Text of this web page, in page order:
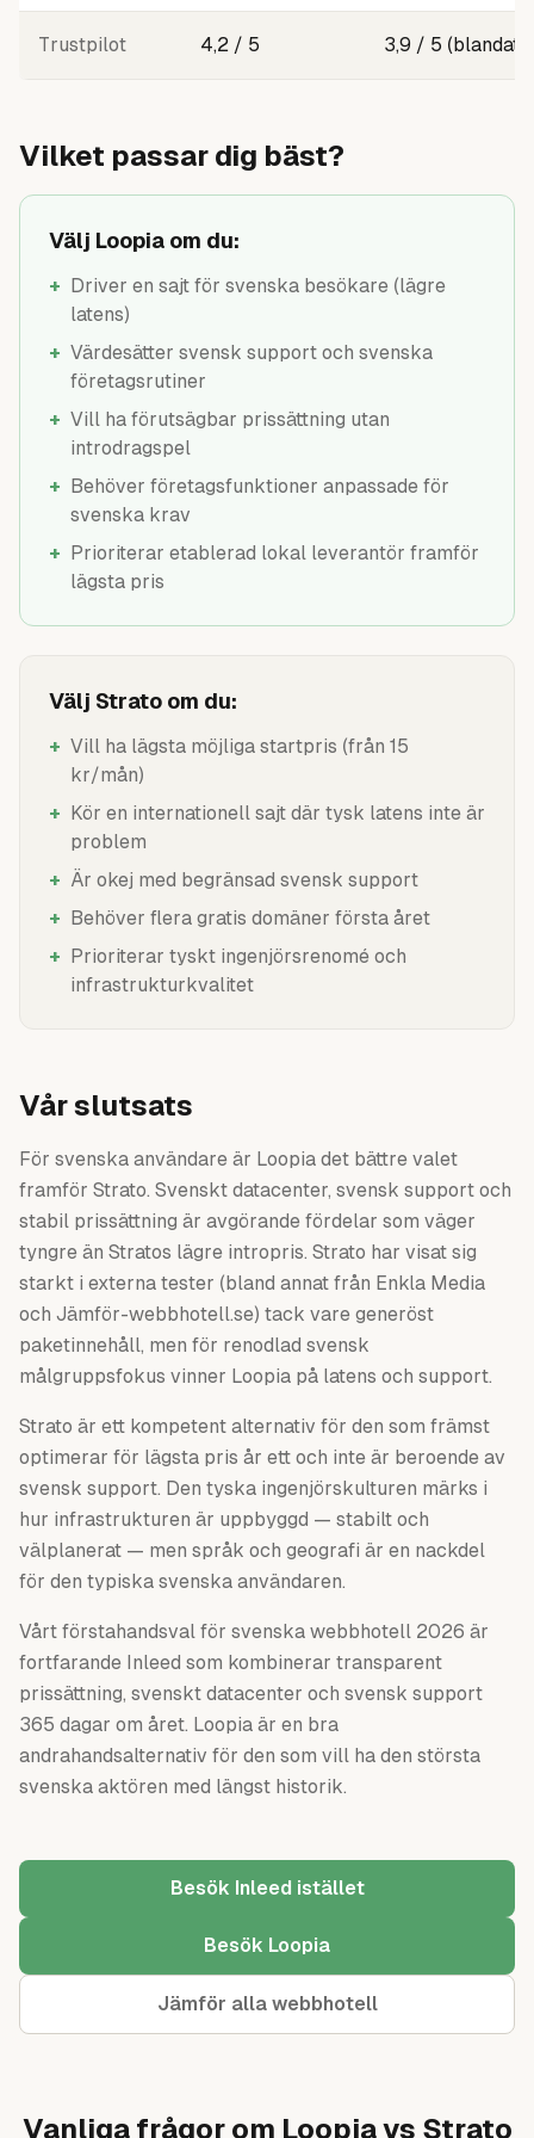
Trustpilot 4,2 / 5 3,9 / 5 (blandat)
Vilket passar dig bäst?
Välj Loopia om du:
+ Driver en sajt för svenska besökare (lägre
latens)
+ Värdesätter svensk support och svenska
företagsrutiner
+ Vill ha förutsägbar prissättning utan
introdragspel
+ Behöver företagsfunktioner anpassade för
svenska krav
+ Prioriterar etablerad lokal leverantör framför
lägsta pris
Välj Strato om du:
+ Vill ha lägsta möjliga startpris (från 15
kr/mån)
+ Kör en internationell sajt där tysk latens inte är
problem
+ Är okej med begränsad svensk support
+ Behöver flera gratis domäner första året
+ Prioriterar tyskt ingenjörsrenomé och
infrastrukturkvalitet
Vår slutsats
För svenska användare är Loopia det bättre valet
framför Strato. Svenskt datacenter, svensk support och
stabil prissättning är avgörande fördelar som väger
tyngre än Stratos lägre intropris. Strato har visat sig
starkt i externa tester (bland annat från Enkla Media
och Jämför-webbhotell.se) tack vare generöst
paketinnehåll, men för renodlad svensk
målgruppsfokus vinner Loopia på latens och support.
Strato är ett kompetent alternativ för den som främst
optimerar för lägsta pris år ett och inte är beroende av
svensk support. Den tyska ingenjörskulturen märks i
hur infrastrukturen är uppbyggd — stabilt och
välplanerat — men språk och geografi är en nackdel
för den typiska svenska användaren.
Vårt förstahandsval för svenska webbhotell 2026 är
fortfarande Inleed som kombinerar transparent
prissättning, svenskt datacenter och svensk support
365 dagar om året. Loopia är en bra
andrahandsalternativ för den som vill ha den största
svenska aktören med längst historik.
Besök Inleed istället
Besök Loopia
Jämför alla webbhotell
Vanliga frågor om Loopia vs Strato